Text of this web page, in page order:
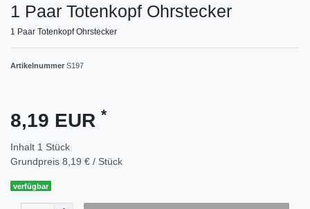
1 Paar Totenkopf Ohrstecker
1 Paar Totenkopf Ohrstecker
Artikelnummer S197
8,19 EUR *
Inhalt 1 Stück
Grundpreis 8,19 € / Stück
verfügbar